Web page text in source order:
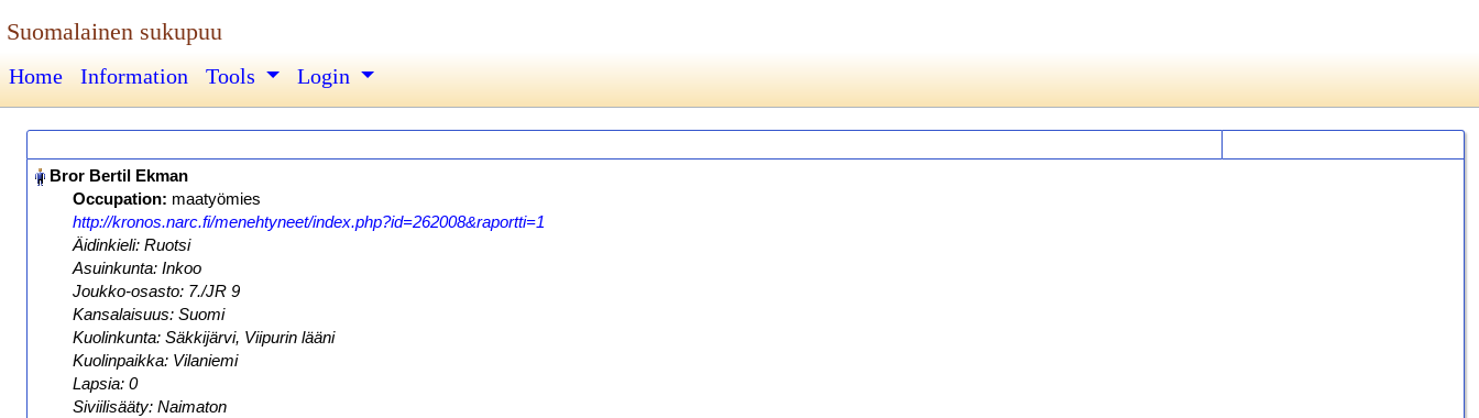
Suomalainen sukupuu
Home Information Tools Login
‎Bror Bertil Ekman‏‎
Occupation: maatyömies
http://kronos.narc.fi/menehtyneet/index.php?id=262008&raportti=1
Äidinkieli: Ruotsi
Asuinkunta: Inkoo
Joukko-osasto: 7./JR 9
Kansalaisuus: Suomi
Kuolinkunta: Säkkijärvi, Viipurin lääni
Kuolinpaikka: Vilaniemi
Lapsia: 0
Siviilisääty: Naimaton